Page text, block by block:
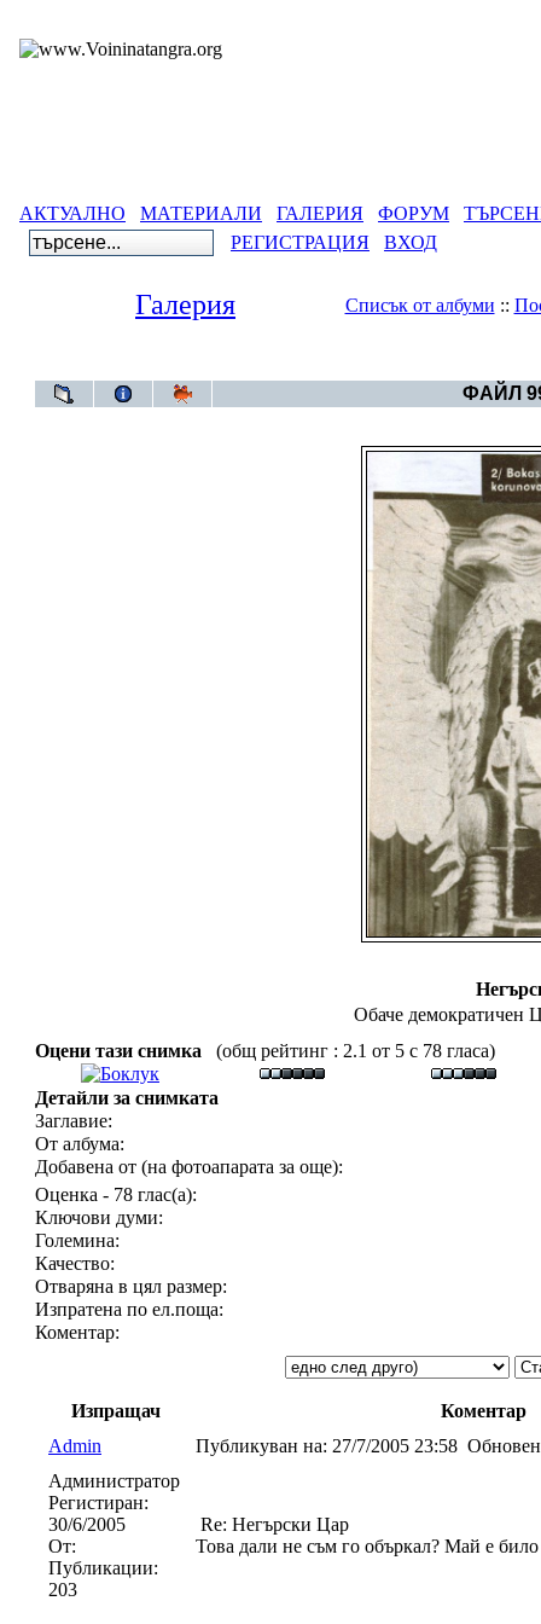
АКТУАЛНО МАТЕРИАЛИ ГАЛЕРИЯ ФОРУМ
РЕГИСТРАЦИЯ
ВХОД
Галерия Списък от албуми ::
ФАЙЛ
Обаче демократичен
Оцени тази снимка
(общ рейтинг : 2.1 от 5 с 78 гласа)
Детайли за снимката
Заглавие:
От албума:
Добавена от (на фотоапарата за още):
Оценка - 78 глас(а):
Ключови думи:
Големина:
Качество:
Отваряна в цял размер:
Изпратена по ел.поща:
Коментар:
Изпращач
Коментар
Admin
Публикуван на: 27/7/2005 23:58
Администратор
Регистиран:
30/6/2005
От:
Публикации:
203
Re: Негърски Цар
Това дали не съм го объркал? Май е